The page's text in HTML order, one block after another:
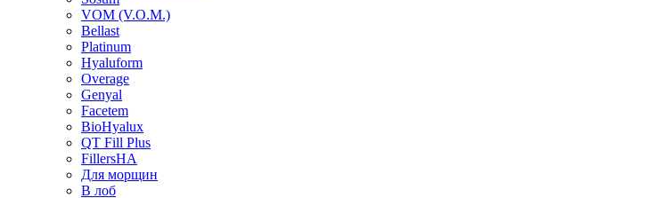
VOM (V.O.M.)
Bellast
Platinum
Hyaluform
Overage
Genyal
Facetem
BioHyalux
QT Fill Plus
FillersHA
Для морщин
В лоб